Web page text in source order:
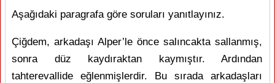
Aşağıdaki paragrafa göre soruları yanıtlayınız.
Çiğdem, arkadaşı Alper’le önce salıncakta sallanmış,
sonra düz kaydıraktan kaymıştır. Ardından
tahterevallide eğlenmişlerdir. Bu sırada arkadaşları